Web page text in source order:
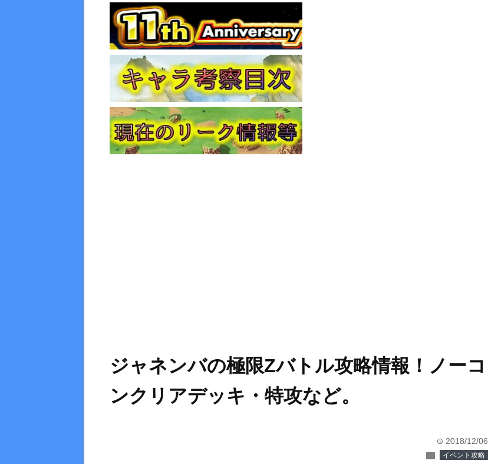
ジャネンバの極限Zバトル攻略情報！ノーコ
ンクリアデッキ・特攻など。
time 2018/12/06
folder イベント攻略